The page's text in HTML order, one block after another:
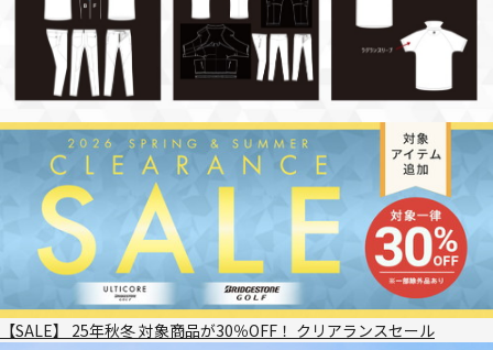
【SALE】 25年秋冬 対象商品が30％OFF！ クリアランスセール